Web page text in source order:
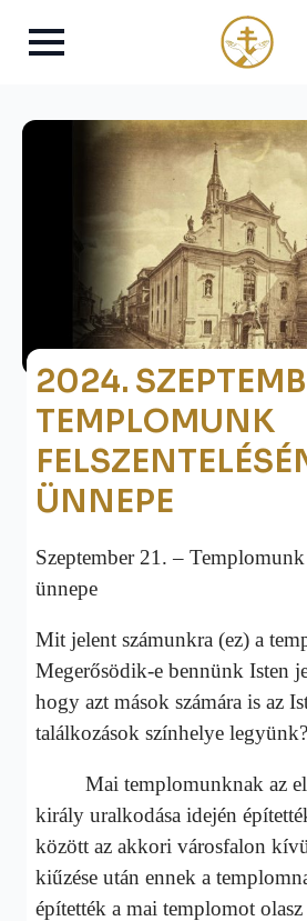
2024.
TEMPLOMUNK
ÜNNEPE
Szeptember 21. – Templomunk
ünnepe
Mit jelent számunkra (ez) a
Megerősödik-e bennünk Isten
hogy azt mások számára is az
találkozások színhelye legyünk?
Mai templomunknak az
király uralkodása idején
között az akkori városfalon
kiűzése után ennek a
építették a mai templomot